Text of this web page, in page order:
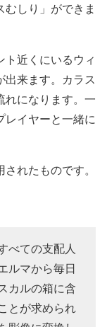
しり」ができま
ト近くにいるウィ
出来ます。カラス
れになります。一
レイヤーと一緒に
れたものです。
べての支配人
ルマから毎日
カルの箱に含
とが求められ